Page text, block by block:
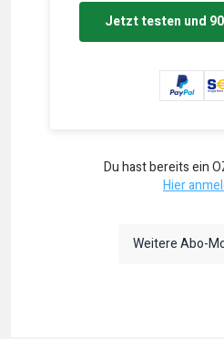
Jetzt testen und
Du hast bereits ein
Hier
Weitere Abo-